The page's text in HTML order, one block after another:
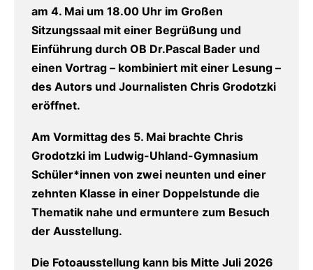
am 4. Mai um 18.00 Uhr im Großen
Sitzungssaal mit einer Begrüßung und
Einführung durch OB Dr.Pascal Bader und
einen Vortrag – kombiniert mit einer Lesung –
des Autors und Journalisten Chris Grodotzki
eröffnet.
Am Vormittag des 5. Mai brachte Chris
Grodotzki im Ludwig-Uhland-Gymnasium
Schüler*innen von zwei neunten und einer
zehnten Klasse in einer Doppelstunde die
Thematik nahe und ermuntere zum Besuch
der Ausstellung.
Die Fotoausstellung kann bis Mitte Juli 2026